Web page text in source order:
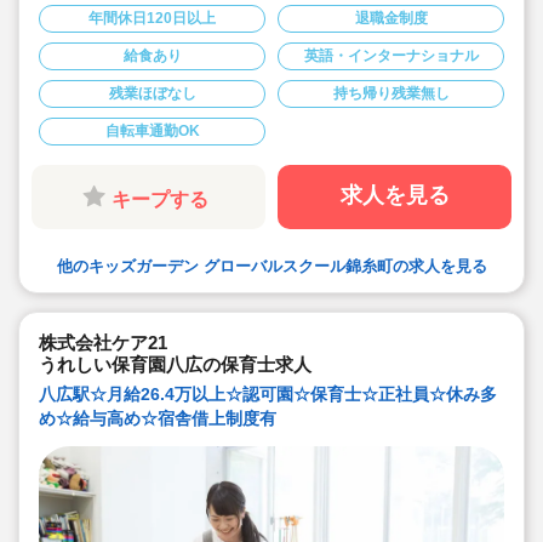
話せなくても大丈夫です♪
◇認可保育園・幼稚園に比べて書類仕事が圧倒的に少な
く、お子様一人ひとりとしっかり関係を築けます。
◇年間休日120日以上！土曜出勤の場合は振替休日あ
り！
◇固定残業代なし。残業が発生した場合は1分単位で時間
外手当支給！
◇シンガポール、スウェーデンでの海外研修実績あり
♪(勤続3年以上)
◇オリジナル教育プログラムを実践しています。スキル
アップを目指す方、英語を学びたい方にオススメのお仕
事先です◎
◇メンター制度を導入。入職後、業務に慣れるまでしっ
かりサポート！将来的に園長や、本社スタッフなどへキ
◇モンテッソーリ・リトミック・体操など、多様なプロ
とや好きなことを生かしていただけます。
年間休日120日以上 退職金制度
給食あり 英語・インターナショナル
残業ほぼなし 持ち帰り残業無し
自転車通勤OK
キープする 求人を見る
他のキッズガーデン グローバルスクール錦糸町の求人を見る
株式会社ケア21
うれしい保育園八広の保育士求人
八広駅☆月給26.4万以上☆認可園☆保育士☆正社員☆休み多
め☆給与高め☆宿舎借上制度有